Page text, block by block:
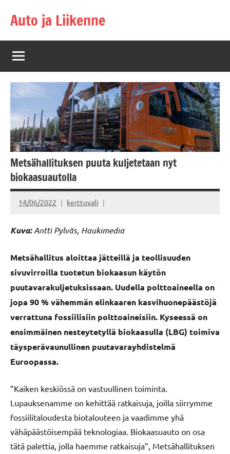
Auto ja Liikenne
Metsähallituksen puuta kuljetetaan nyt
biokaasuautolla
14/06/2022 kerttuvali
Kuva:Antti Pylväs, Haukimedia
Metsähallitus aloittaa jätteillä ja teollisuuden
sivuvirroilla tuotetun biokaasun käytön
puutavarakuljetuksissaan. Uudella polttoaineella on
jopa 90 % vähemmän elinkaaren kasvihuonepäästöjä
verrattuna fossiilisiin polttoaineisiin. Kyseessä on
ensimmäinen nesteytetyllä biokaasulla (LBG) toimiva
täysperävaunullinen puutavarayhdistelmä
Euroopassa.
”Kaiken keskiössä on vastuullinen toiminta.
Lupauksenamme on kehittää ratkaisuja, joilla siirrymme
fossiilitaloudesta biotalouteen ja vaadimme yhä
vähäpäästöisempää teknologiaa. Biokaasuauto on osa
tätä palettia, jolla haemme ratkaisuja”, Metsähallituksen